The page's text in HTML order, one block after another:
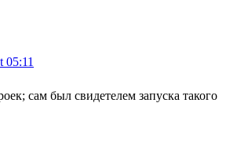
05:11
сам был свидетелем запуска такого